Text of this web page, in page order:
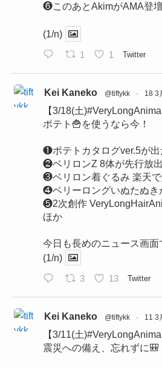
❻このあとAkimがAMA登壇
(1/n)
1 1 Twitter
Kei Kaneko @tiftykk · 18 3
【3/18(土
ポテト🍟を使うなら今！
❶ポテトカタログver.5が出
❷ベリロンZ 8体が先行放
❸ベリロン着ぐるみ 楽天
❹ベリーロングいぬたぬき
❺2次創作
ほか
今日も長めのニュース画面
(1/n)
3 13 Twitter
Kei Kaneko @tiftykk · 11 3
【3/11(土
震災への備え、忘れずに🎒